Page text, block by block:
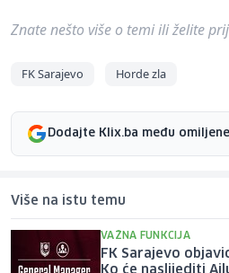
Znate nešto više o temi ili želite
FK Sarajevo Horde zla
Dodajte Klix.ba među
Više na istu temu
VAŽNA FUNKCIJA
FK Sarajevo
Ko će naslijediti